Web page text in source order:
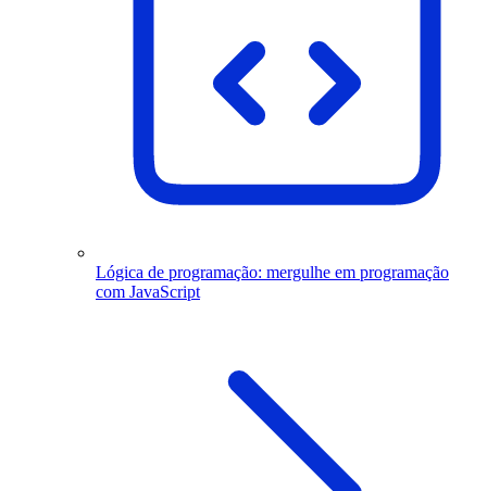
Lógica de programação: mergulhe em programação
com JavaScript